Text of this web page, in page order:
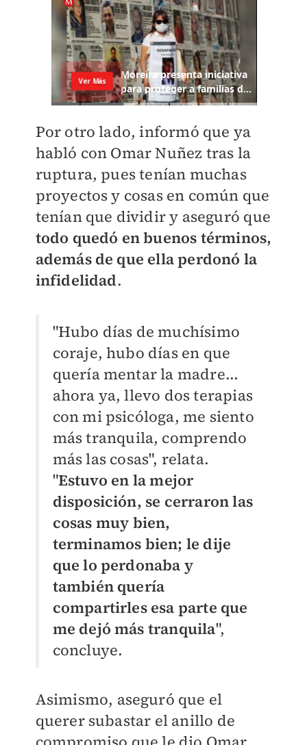
Por otro lado, informó que ya
habló con Omar Nuñez tras la
ruptura, pues tenían muchas
proyectos y cosas en común que
tenían que dividir y aseguró que
todo quedó en buenos términos,
además de que ella perdonó la
infidelidad.
"Hubo días de muchísimo
coraje, hubo días en que
quería mentar la madre...
ahora ya, llevo dos terapias
con mi psicóloga, me siento
más tranquila, comprendo
más las cosas", relata.
"Estuvo en la mejor
disposición, se cerraron las
cosas muy bien,
terminamos bien; le dije
que lo perdonaba y
también quería
compartirles esa parte que
me dejó más tranquila",
concluye.
Asimismo, aseguró que el
querer subastar el anillo de